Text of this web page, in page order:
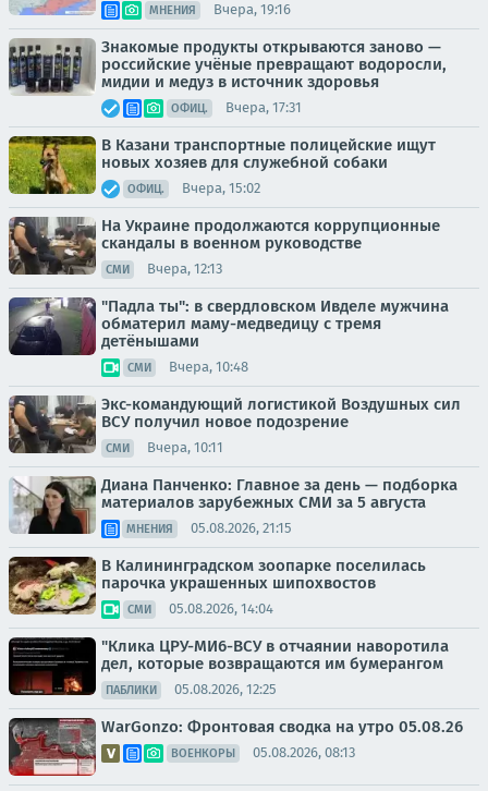
МНЕНИЯ Вчера, 19:16
Знакомые продукты открываются заново —
российские учёные превращают водоросли,
мидии и медуз в источник здоровья
ОФИЦ. Вчера, 17:31
В Казани транспортные полицейские ищут
новых хозяев для служебной собаки
ОФИЦ. Вчера, 15:02
На Украине продолжаются коррупционные
скандалы в военном руководстве
СМИ Вчера, 12:13
"Падла ты": в свердловском Ивделе мужчина
обматерил маму-медведицу с тремя
детёнышами
СМИ Вчера, 10:48
Экс-командующий логистикой Воздушных сил
ВСУ получил новое подозрение
СМИ Вчера, 10:11
Диана Панченко: Главное за день — подборка
материалов зарубежных СМИ за 5 августа
МНЕНИЯ 05.08.2026, 21:15
В Калининградском зоопарке поселилась
парочка украшенных шипохвостов
СМИ 05.08.2026, 14:04
"Клика ЦРУ-МИ6-ВСУ в отчаянии наворотила
дел, которые возвращаются им бумерангом
ПАБЛИКИ 05.08.2026, 12:25
WarGonzo: Фронтовая сводка на утро 05.08.26
ВОЕНКОРЫ 05.08.2026, 08:13